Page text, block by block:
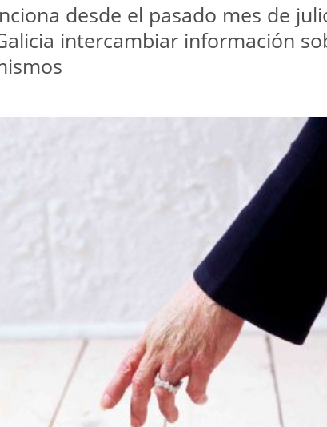
desde el pasado mes de
intercambiar información